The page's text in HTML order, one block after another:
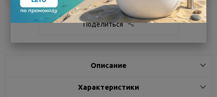
Поделиться
Описание
Характеристики